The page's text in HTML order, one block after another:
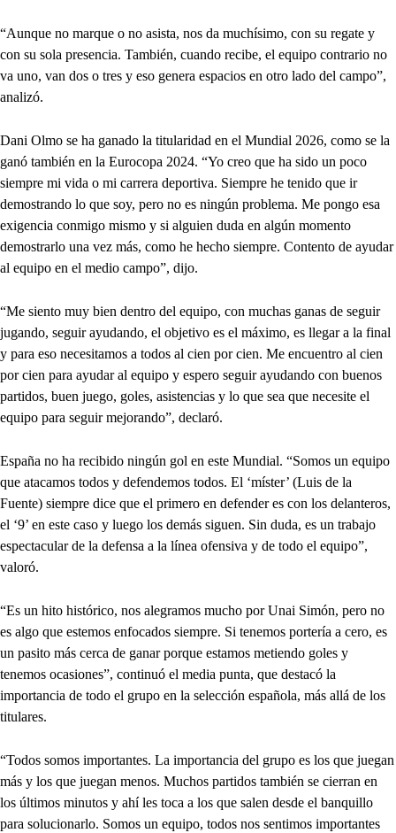
“Aunque no marque o no asista, nos da muchísimo, con su regate y
con su sola presencia. También, cuando recibe, el equipo contrario no
va uno, van dos o tres y eso genera espacios en otro lado del campo”,
analizó.
Dani Olmo se ha ganado la titularidad en el Mundial 2026, como se la
ganó también en la Eurocopa 2024. “Yo creo que ha sido un poco
siempre mi vida o mi carrera deportiva. Siempre he tenido que ir
demostrando lo que soy, pero no es ningún problema. Me pongo esa
exigencia conmigo mismo y si alguien duda en algún momento
demostrarlo una vez más, como he hecho siempre. Contento de ayudar
al equipo en el medio campo”, dijo.
“Me siento muy bien dentro del equipo, con muchas ganas de seguir
jugando, seguir ayudando, el objetivo es el máximo, es llegar a la final
y para eso necesitamos a todos al cien por cien. Me encuentro al cien
por cien para ayudar al equipo y espero seguir ayudando con buenos
partidos, buen juego, goles, asistencias y lo que sea que necesite el
equipo para seguir mejorando”, declaró.
España no ha recibido ningún gol en este Mundial. “Somos un equipo
que atacamos todos y defendemos todos. El ‘míster’ (Luis de la
Fuente) siempre dice que el primero en defender es con los delanteros,
el ‘9’ en este caso y luego los demás siguen. Sin duda, es un trabajo
espectacular de la defensa a la línea ofensiva y de todo el equipo”,
valoró.
“Es un hito histórico, nos alegramos mucho por Unai Simón, pero no
es algo que estemos enfocados siempre. Si tenemos portería a cero, es
un pasito más cerca de ganar porque estamos metiendo goles y
tenemos ocasiones”, continuó el media punta, que destacó la
importancia de todo el grupo en la selección española, más allá de los
titulares.
“Todos somos importantes. La importancia del grupo es los que juegan
más y los que juegan menos. Muchos partidos también se cierran en
los últimos minutos y ahí les toca a los que salen desde el banquillo
para solucionarlo. Somos un equipo, todos nos sentimos importantes